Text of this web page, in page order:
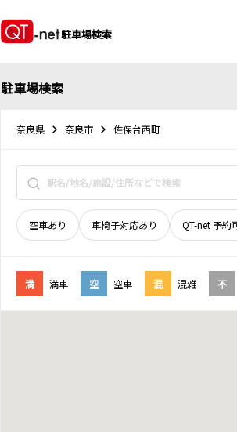
駐車場検索
駐車場検索
奈良県 奈良市 佐保台西町
空車あり 車椅子対応あり QT-net 予約
満 満車 空 空車 混 混雑 不